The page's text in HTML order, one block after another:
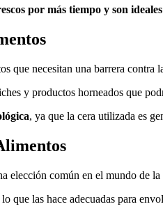
por más tiempo y son
que necesitan una barrera contra
y productos horneados que
, ya que la cera utilizada es
elección común en el mundo de la
que las hace adecuadas para